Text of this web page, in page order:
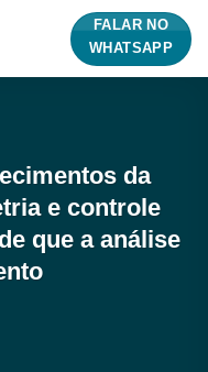
FALAR NO
WHATSAPP
da
e controle
que a análise